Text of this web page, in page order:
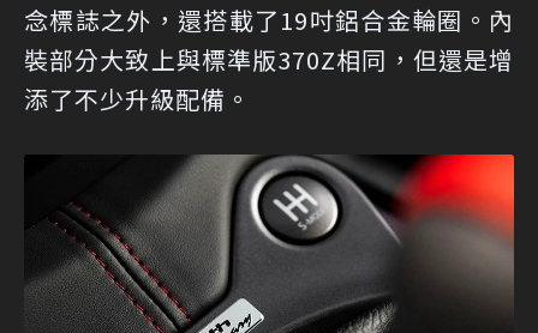
念標誌之外，還搭載了19吋鋁合金輪圈。內
裝部分大致上與標準版370Z相同，但還是增
添了不少升級配備。